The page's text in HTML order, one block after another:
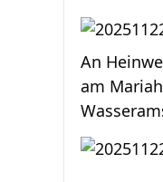
An
am